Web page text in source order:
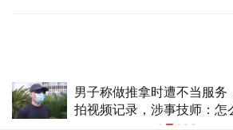
“一人留长发、一人脸上有一块痣”，
前未成年女孩深夜遭多人侵害，4名施
者竟都拒不承认实施强奸，完整证据链